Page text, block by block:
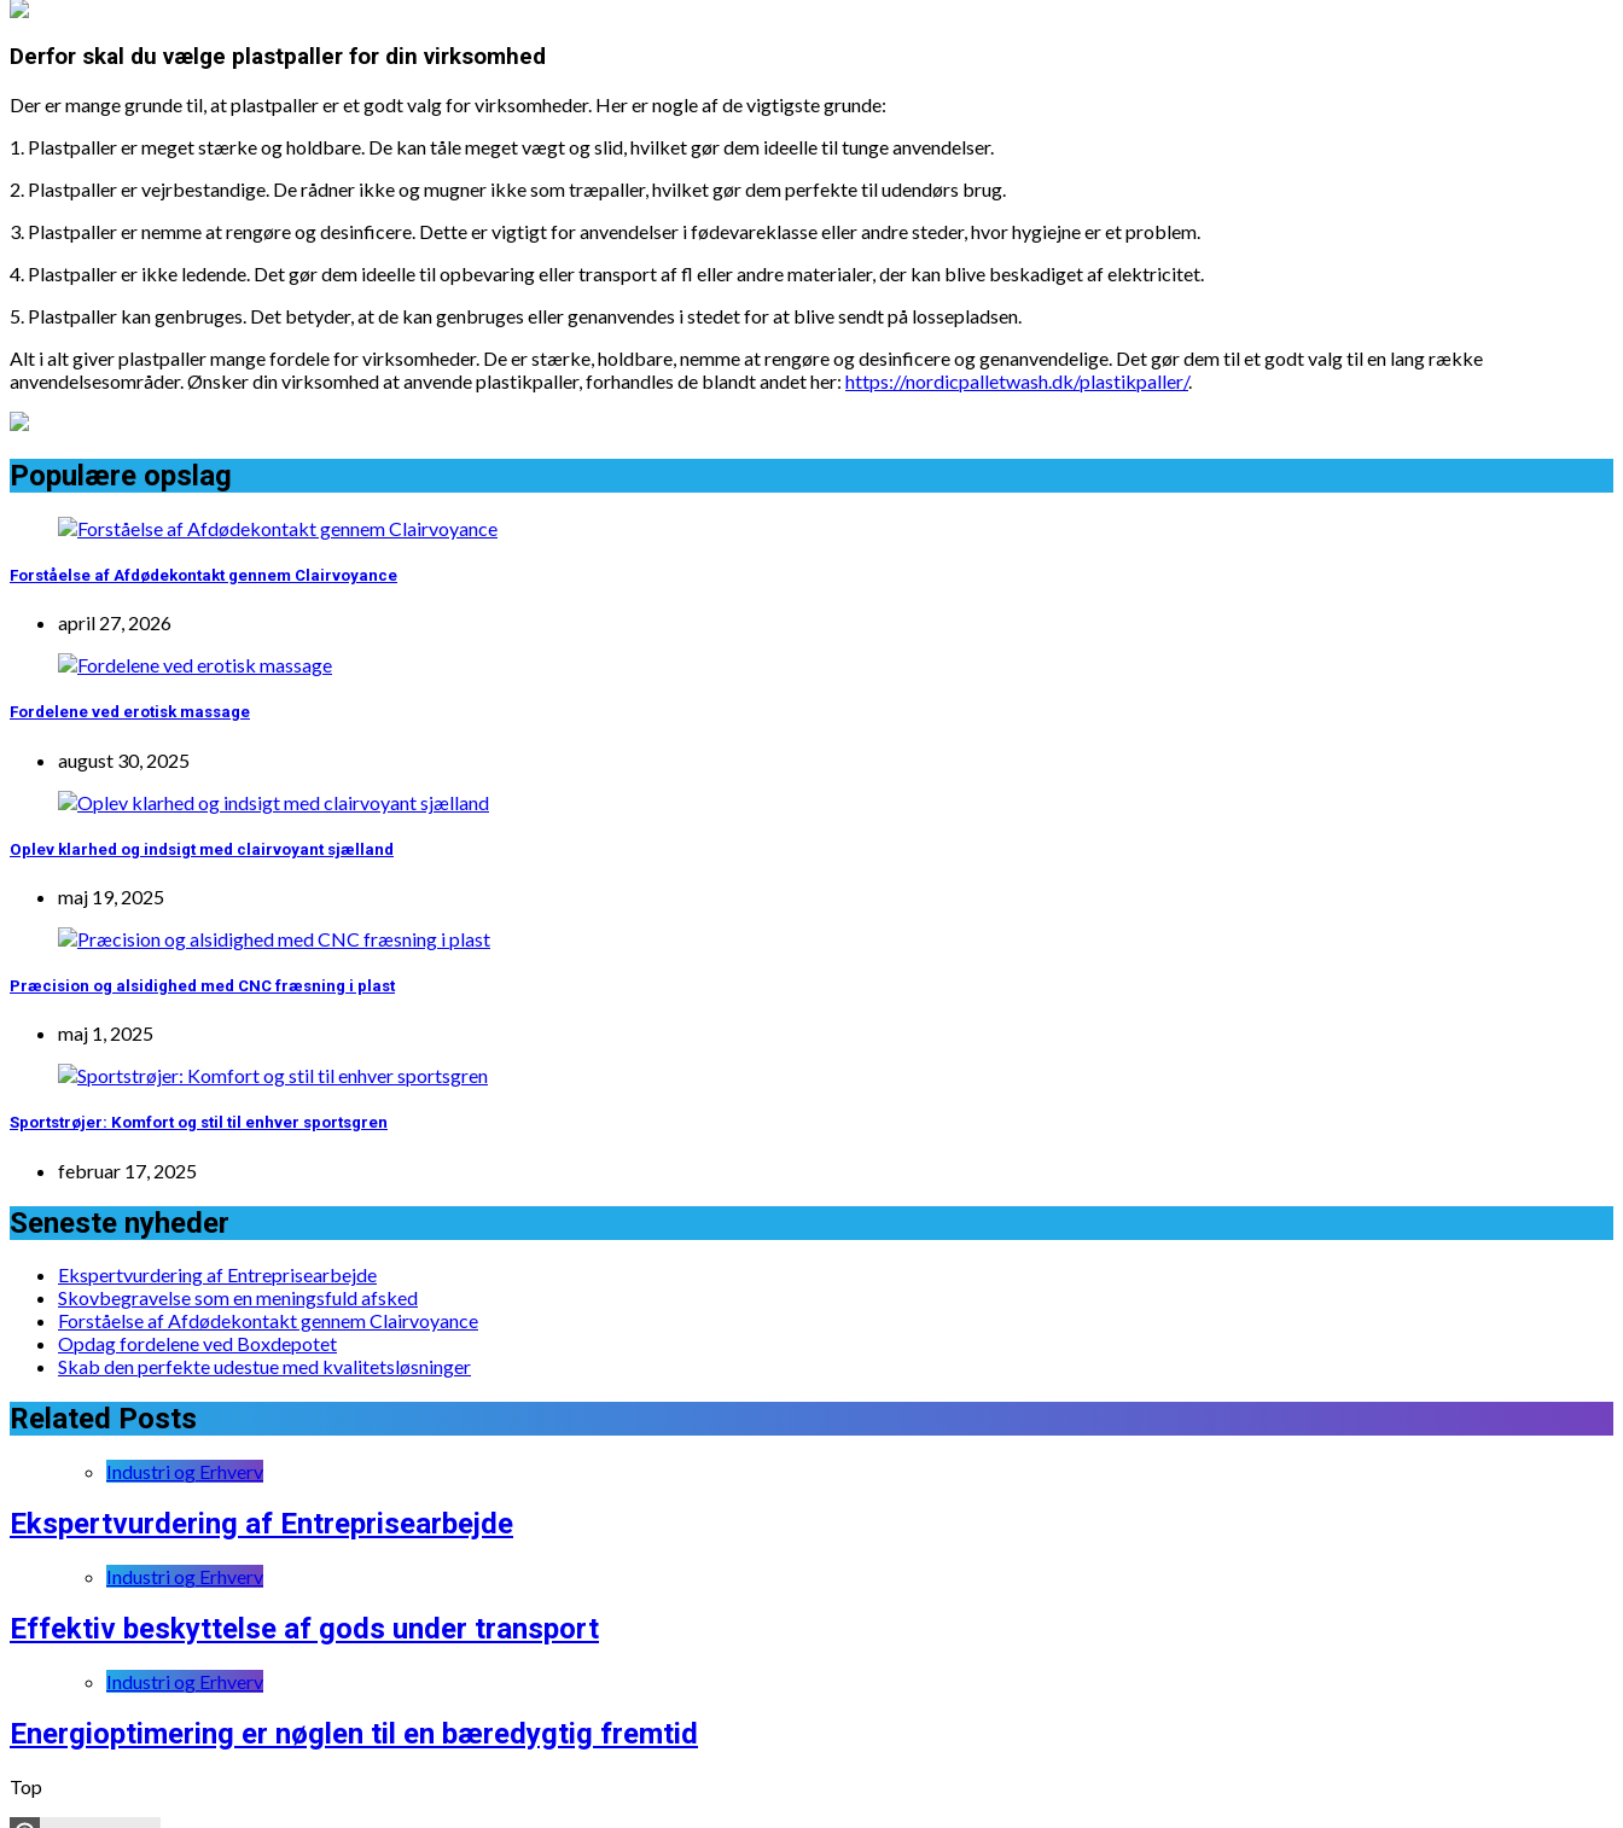
Derfor skal du vælge plastpaller for din virksomhed
Der er mange grunde til, at plastpaller er et godt valg for virksomheder. Her er nogle af de vigtigste grunde:
1. Plastpaller er meget stærke og holdbare. De kan tåle meget vægt og slid, hvilket gør dem ideelle til tunge anvendelser.
2. Plastpaller er vejrbestandige. De rådner ikke og mugner ikke som træpaller, hvilket gør dem perfekte til udendørs brug.
3. Plastpaller er nemme at rengøre og desinficere. Dette er vigtigt for anvendelser i fødevareklasse eller andre steder, hvor hygiejne er et problem.
4. Plastpaller er ikke ledende. Det gør dem ideelle til opbevaring eller transport af fl eller andre materialer, der kan blive beskadiget af elektricitet.
5. Plastpaller kan genbruges. Det betyder, at de kan genbruges eller genanvendes i stedet for at blive sendt på lossepladsen.
Alt i alt giver plastpaller mange fordele for virksomheder. De er stærke, holdbare, nemme at rengøre og desinficere og genanvendelige. Det gør dem til et godt valg til en lang række
anvendelsesområder. Ønsker din virksomhed at anvende plastikpaller, forhandles de blandt andet her: https://nordicpalletwash.dk/plastikpaller/.
Populære opslag
Forståelse af Afdødekontakt gennem Clairvoyance
april 27, 2026
Fordelene ved erotisk massage
august 30, 2025
Oplev klarhed og indsigt med clairvoyant sjælland
maj 19, 2025
Præcision og alsidighed med CNC fræsning i plast
maj 1, 2025
Sportstrøjer: Komfort og stil til enhver sportsgren
februar 17, 2025
Seneste nyheder
Ekspertvurdering af Entreprisearbejde
Skovbegravelse som en meningsfuld afsked
Forståelse af Afdødekontakt gennem Clairvoyance
Opdag fordelene ved Boxdepotet
Skab den perfekte udestue med kvalitetsløsninger
Related Posts
Industri og Erhverv
Ekspertvurdering af Entreprisearbejde
Industri og Erhverv
Effektiv beskyttelse af gods under transport
Industri og Erhverv
Energioptimering er nøglen til en bæredygtig fremtid
Top